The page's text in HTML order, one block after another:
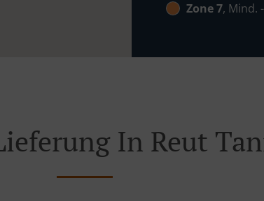
Zone 7, Mind.
In Reut